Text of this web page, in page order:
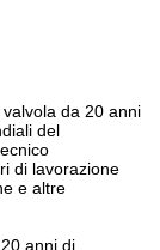
da 20 anni
del
di lavorazione
e altre
anni di